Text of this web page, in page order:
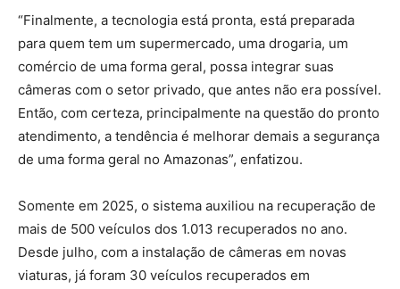
“Finalmente, a tecnologia está pronta, está preparada
para quem tem um supermercado, uma drogaria, um
comércio de uma forma geral, possa integrar suas
câmeras com o setor privado, que antes não era possível.
Então, com certeza, principalmente na questão do pronto
atendimento, a tendência é melhorar demais a segurança
de uma forma geral no Amazonas”, enfatizou.
Somente em 2025, o sistema auxiliou na recuperação de
mais de 500 veículos dos 1.013 recuperados no ano.
Desde julho, com a instalação de câmeras em novas
viaturas, já foram 30 veículos recuperados em